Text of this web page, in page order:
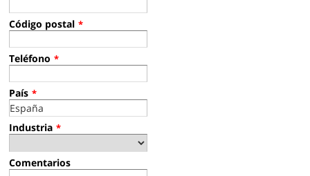
Código postal *
Teléfono *
País *
Industria *
Comentarios